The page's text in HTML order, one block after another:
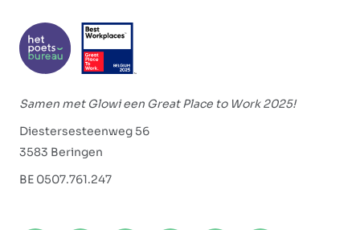
Samen met Glowi een Great Place to Work 2025!
Diestersesteenweg 56
3583 Beringen
BE 0507.761.247